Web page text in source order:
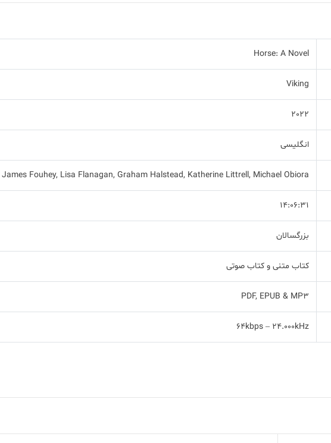
Horse: A Novel
Viking
2022
انگلیسی
James Fouhey, Lisa Flanagan, Graham Halstead, Katherine Littrell, Michael Obiora
14:06:31
بزرگسالان
کتاب متنی و کتاب صوتی
PDF, EPUB & MP3
64kbps – 24.000kHz